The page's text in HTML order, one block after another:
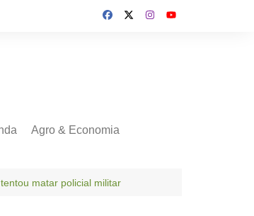
Agro & Economia
matar policial militar